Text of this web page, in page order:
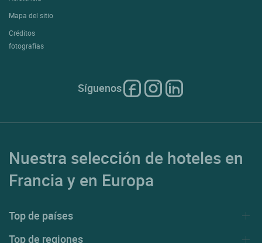
Mapa del sitio
Créditos
fotografías
Síguenos
Nuestra selección de hoteles en
Francia y en Europa
Top de países
Top de regiones